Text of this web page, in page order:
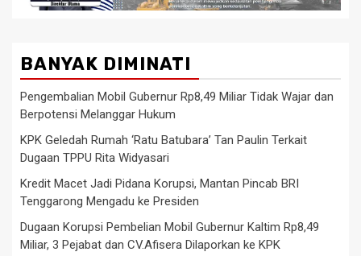
BANYAK DIMINATI
Pengembalian Mobil Gubernur Rp8,49 Miliar Tidak Wajar dan
Berpotensi Melanggar Hukum
KPK Geledah Rumah ‘Ratu Batubara’ Tan Paulin Terkait
Dugaan TPPU Rita Widyasari
Kredit Macet Jadi Pidana Korupsi, Mantan Pincab BRI
Tenggarong Mengadu ke Presiden
Dugaan Korupsi Pembelian Mobil Gubernur Kaltim Rp8,49
Miliar, 3 Pejabat dan CV.Afisera Dilaporkan ke KPK